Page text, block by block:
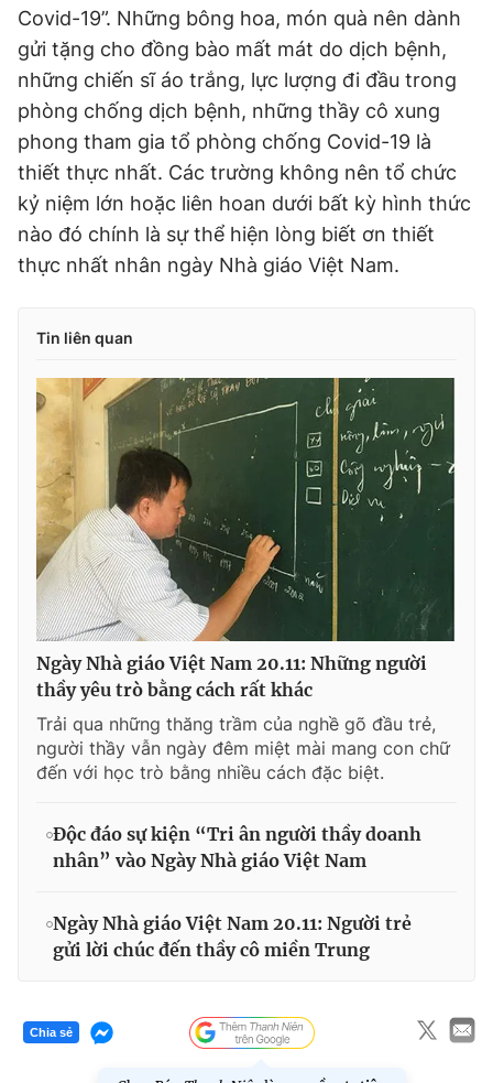
Covid-19”. Những bông hoa, món quà nên dành
gửi tặng cho đồng bào mất mát do dịch bệnh,
những chiến sĩ áo trắng, lực lượng đi đầu trong
phòng chống dịch bệnh, những thầy cô xung
phong tham gia tổ phòng chống Covid-19 là
thiết thực nhất. Các trường không nên tổ chức
kỷ niệm lớn hoặc liên hoan dưới bất kỳ hình thức
nào đó chính là sự thể hiện lòng biết ơn thiết
thực nhất nhân ngày Nhà giáo Việt Nam.
Tin liên quan
Ngày Nhà giáo Việt Nam 20.11: Những người
thầy yêu trò bằng cách rất khác
Trải qua những thăng trầm của nghề gõ đầu trẻ,
người thầy vẫn ngày đêm miệt mài mang con chữ
đến với học trò bằng nhiều cách đặc biệt.
Độc đáo sự kiện “Tri ân người thầy doanh
nhân” vào Ngày Nhà giáo Việt Nam
Ngày Nhà giáo Việt Nam 20.11: Người trẻ
gửi lời chúc đến thầy cô miền Trung
Chia sẻ